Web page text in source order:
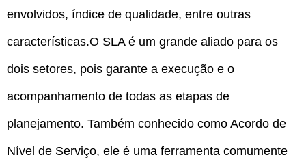
envolvidos, índice de qualidade, entre outras
características.O SLA é um grande aliado para os
dois setores, pois garante a execução e o
acompanhamento de todas as etapas de
planejamento. Também conhecido como Acordo de
Nível de Serviço, ele é uma ferramenta comumente